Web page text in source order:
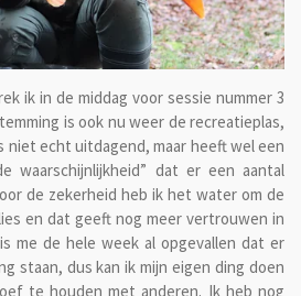
ik in de middag voor sessie nummer 3
is ook nu weer de recreatieplas,
niet echt uitdagend, maar heeft wel een
waarschijnlijkheid” dat er een aantal
de zekerheid heb ik het water om de
en dat geeft nog meer vertrouwen in
me de hele week al opgevallen dat er
staan, dus kan ik mijn eigen ding doen
te houden met anderen. Ik heb nog